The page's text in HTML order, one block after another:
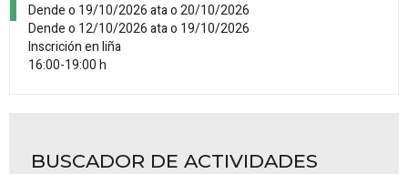
Dende o 19/10/2026 ata o 20/10/2026
Dende o 12/10/2026 ata o 19/10/2026
Inscrición en liña
16:00-19:00 h
BUSCADOR DE ACTIVIDADES